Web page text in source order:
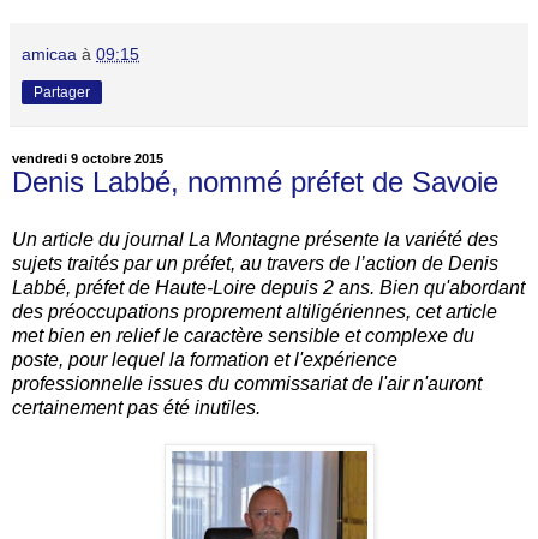
amicaa à 09:15
Partager
vendredi 9 octobre 2015
Denis Labbé, nommé préfet de Savoie
Un article du journal La Montagne présente la variété des
sujets traités par un préfet, au travers de l’action de Denis
Labbé, préfet de Haute-Loire depuis 2 ans. Bien qu'abordant
des préoccupations proprement altiligériennes, cet article
met bien en relief le caractère sensible et complexe du
poste, pour lequel la formation et l'expérience
professionnelle issues du commissariat de l'air n'auront
certainement pas été inutiles.